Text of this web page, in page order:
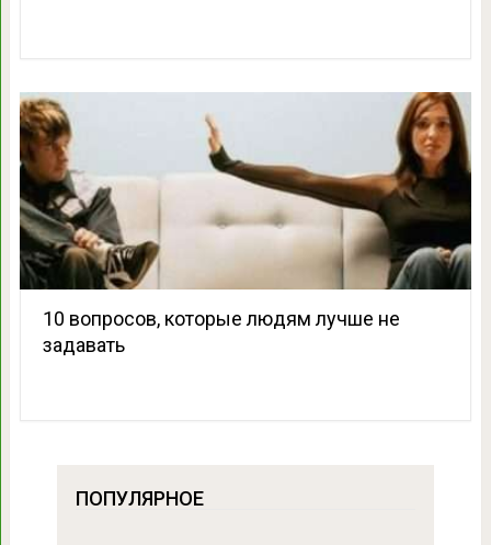
10 вопросов, которые людям лучше не
задавать
ПОПУЛЯРНОЕ